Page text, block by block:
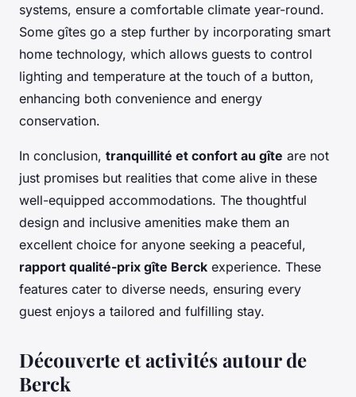
systems, ensure a comfortable climate year-round.
Some gîtes go a step further by incorporating smart
home technology, which allows guests to control
lighting and temperature at the touch of a button,
enhancing both convenience and energy
conservation.
In conclusion, tranquillité et confort au gîte are not
just promises but realities that come alive in these
well-equipped accommodations. The thoughtful
design and inclusive amenities make them an
excellent choice for anyone seeking a peaceful,
rapport qualité-prix gîte Berck experience. These
features cater to diverse needs, ensuring every
guest enjoys a tailored and fulfilling stay.
Découverte et activités autour de
Berck